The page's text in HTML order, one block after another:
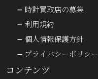
時計買取店の募集
利用規約
個人情報保護方針
プライバシーポリシー
コンテンツ